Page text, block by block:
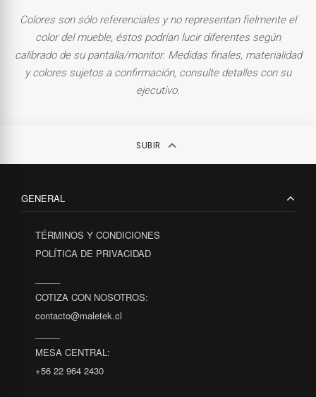
Colores son sólo referenciales y no representan fielmente el
color del mueble, éstos podrían lucir diferentes según
calibrado de su pantalla/monitor. Medidas finales, materialidad
y colores sujetos a confirmación, consulte detalles con su
ejecutivo.
SUBIR keyboard_arrow_up
GENERAL
TÉRMINOS Y CONDICIONES
POLÍTICA DE PRIVACIDAD
COTIZA CON NOSOTROS:
contacto@maletek.cl
MESA CENTRAL:
+56 22 964 2430